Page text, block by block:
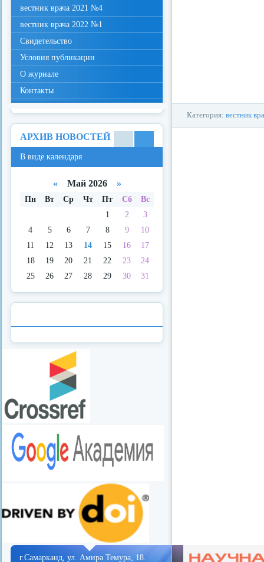
Категория: вестник
вестник врача 2021 №4
вестник врача 2022 №1
Свидетельство
Условия публикации
О журнале
Контакты
АРХИВ НОВОСТЕЙ
В виде календаря
«Май 2026 »
Пн Вт Ср Чт Пт Сб
Вс
1
2
3
4
5 6 7 8 9
10
11
12 13 14 15 16
17
18
19 20 21 22 23
24
25
26 27 28 29 30 31
г.Самарканд, ул. Амира Темура, 18.